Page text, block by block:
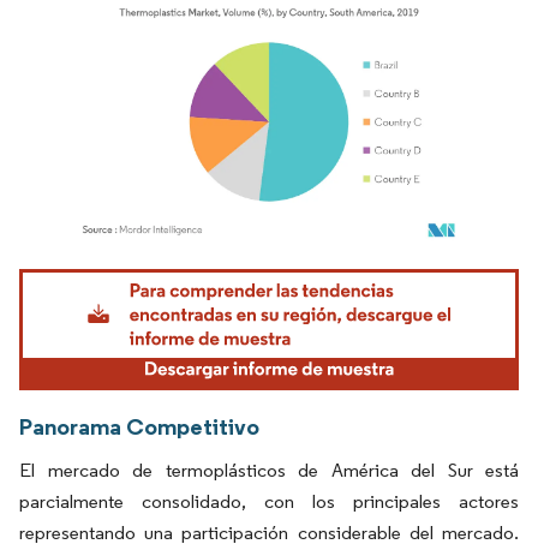
Imagen © Mordor Intelligence. El uso requiere atribución según CC BY 4.0.
Panorama Competitivo
El mercado de termoplásticos de América del Sur está
parcialmente consolidado, con los principales actores
representando una participación considerable del mercado.